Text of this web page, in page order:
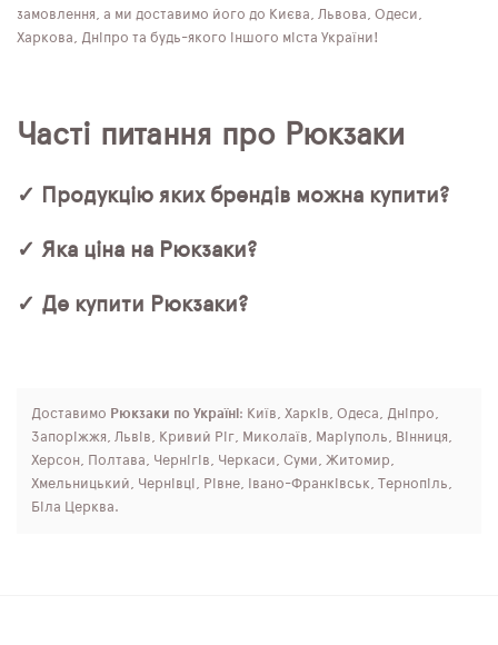
замовлення, а ми доставимо його до Києва, Львова, Одеси,
Харкова, Дніпро та будь-якого іншого міста України!
Часті питання про Рюкзаки
✓ Продукцію яких брендів можна купити?
✓ Яка ціна на Рюкзаки?
✓ Де купити Рюкзаки?
Доставимо Рюкзаки по Україні : Київ, Харків, Одеса, Дніпро,
Запоріжжя, Львів, Кривий Ріг, Миколаїв, Маріуполь, Вінниця,
Херсон, Полтава, Чернігів, Черкаси, Суми, Житомир,
Хмельницький, Чернівці, Рівне, Івано-Франківськ, Тернопіль,
Біла Церква.